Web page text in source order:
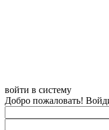
войти в систему
Добро пожаловать!